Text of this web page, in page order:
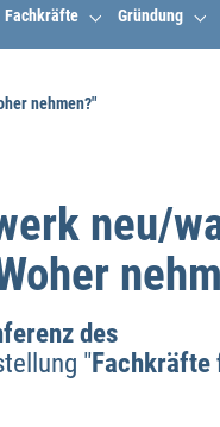
Fachkräfte Gründung
nehmen?"
neu/
des
"Fachkräfte